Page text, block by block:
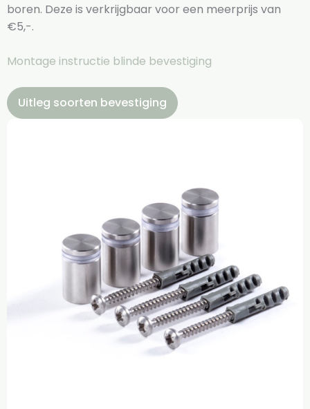
boren. Deze is verkrijgbaar voor een meerprijs van
€5,-.
Montage instructie blinde bevestiging
Uitleg soorten bevestiging